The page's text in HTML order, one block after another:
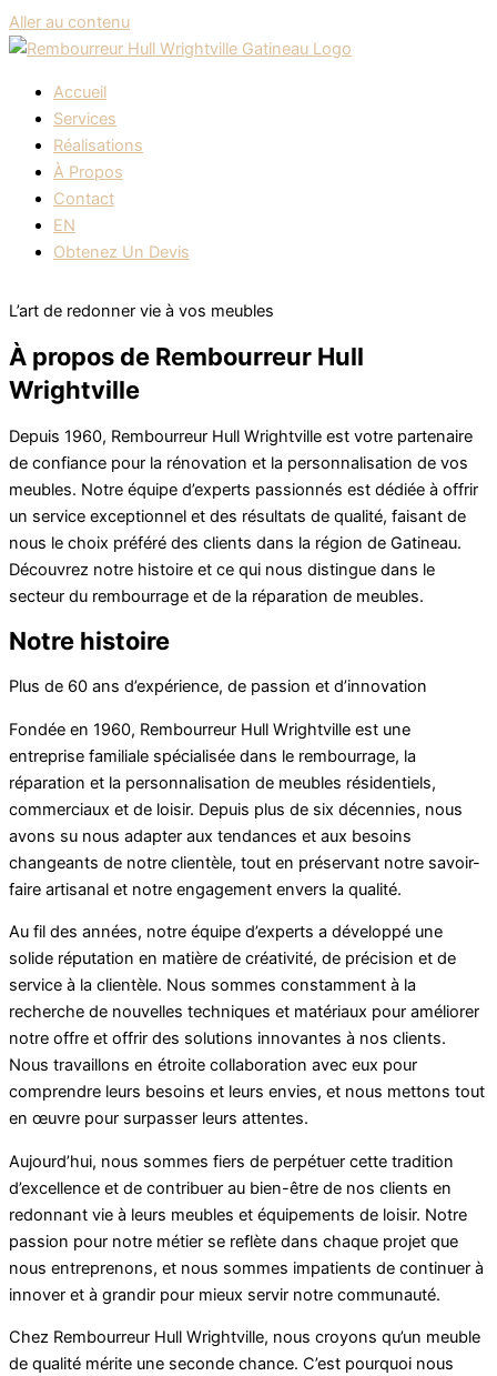
Aller au contenu
Accueil
Services
Réalisations
À Propos
Contact
EN
Obtenez Un Devis
L’art de redonner vie à vos meubles
À propos de Rembourreur Hull
Wrightville
Depuis 1960, Rembourreur Hull Wrightville est votre partenaire
de confiance pour la rénovation et la personnalisation de vos
meubles. Notre équipe d’experts passionnés est dédiée à offrir
un service exceptionnel et des résultats de qualité, faisant de
nous le choix préféré des clients dans la région de Gatineau.
Découvrez notre histoire et ce qui nous distingue dans le
secteur du rembourrage et de la réparation de meubles.
Notre histoire
Plus de 60 ans d’expérience, de passion et d’innovation
Fondée en 1960, Rembourreur Hull Wrightville est une
entreprise familiale spécialisée dans le rembourrage, la
réparation et la personnalisation de meubles résidentiels,
commerciaux et de loisir. Depuis plus de six décennies, nous
avons su nous adapter aux tendances et aux besoins
changeants de notre clientèle, tout en préservant notre savoir-
faire artisanal et notre engagement envers la qualité.
Au fil des années, notre équipe d’experts a développé une
solide réputation en matière de créativité, de précision et de
service à la clientèle. Nous sommes constamment à la
recherche de nouvelles techniques et matériaux pour améliorer
notre offre et offrir des solutions innovantes à nos clients.
Nous travaillons en étroite collaboration avec eux pour
comprendre leurs besoins et leurs envies, et nous mettons tout
en œuvre pour surpasser leurs attentes.
Aujourd’hui, nous sommes fiers de perpétuer cette tradition
d’excellence et de contribuer au bien-être de nos clients en
redonnant vie à leurs meubles et équipements de loisir. Notre
passion pour notre métier se reflète dans chaque projet que
nous entreprenons, et nous sommes impatients de continuer à
innover et à grandir pour mieux servir notre communauté.
Chez Rembourreur Hull Wrightville, nous croyons qu’un meuble
de qualité mérite une seconde chance. C’est pourquoi nous